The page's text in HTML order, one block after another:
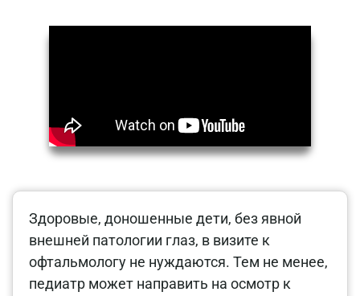
Здоровые, доношенные дети, без явной
внешней патологии глаз, в визите к
офтальмологу не нуждаются. Тем не менее,
педиатр может направить на осмотр к